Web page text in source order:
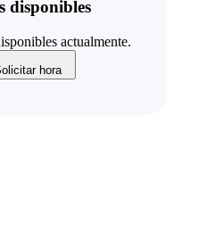
disponibles
actualmente.
hora